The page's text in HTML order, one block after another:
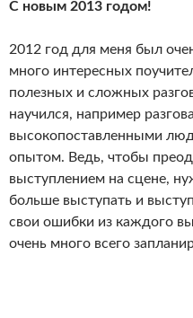
С новым 2013 годом!
2012 год для меня был
много интересных
полезных и сложных
научился, например
высокопоставленными
опытом. Ведь, чтобы
выступлением на сцене,
больше выступать и
свои ошибки из каждого
очень много всего